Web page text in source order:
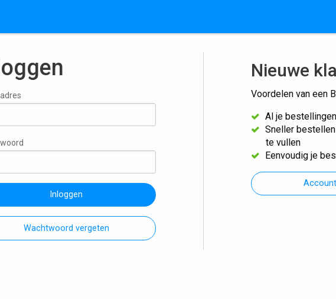
Inloggen
Wachtwoord vergeten
Nieuwe
Voordelen van een
Al je
Sneller
te vullen
Eenvoudig je